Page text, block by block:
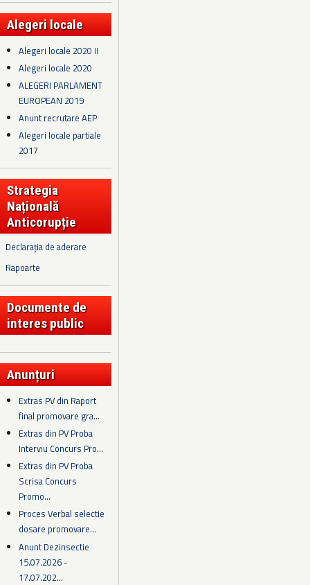
Alegeri locale
Alegeri locale 2020 II
Alegeri locale 2020
ALEGERI PARLAMENT
EUROPEAN 2019
Anunt recrutare AEP
Alegeri locale partiale
2017
Strategia
Națională
Anticorupție
Declarația de aderare
Rapoarte
Documente de
interes public
Anunțuri
Extras PV din Raport
final promovare gra...
Extras din PV Proba
Interviu Concurs Pro...
Extras din PV Proba
Scrisa Concurs
Promo...
Proces Verbal selectie
dosare promovare...
Anunt Dezinsectie
15.07.2026 -
17.07.202...